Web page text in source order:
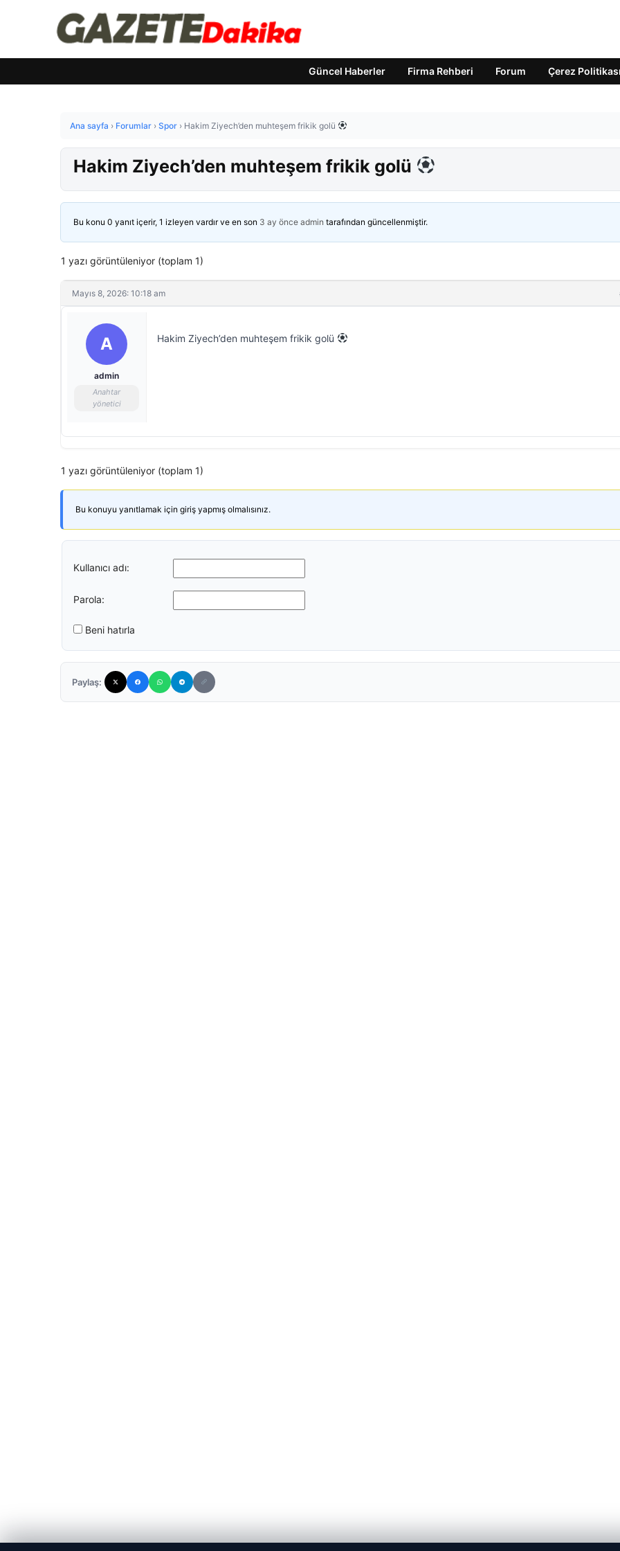
Güncel Haberler Firma Rehberi Forum Çerez Politikası
Ana sayfa › Forumlar › Spor › Hakim Ziyech’den muhteşem frikik golü
Hakim Ziyech’den muhteşem frikik golü
Bu konu 0 yanıt içerir, 1 izleyen vardır ve en son 3 ay önce admin tarafından güncellenmiştir.
1 yazı görüntüleniyor (toplam 1)
Mayıs 8, 2026: 10:18 am
A
admin
Anahtar
yönetici
Hakim Ziyech’den muhteşem frikik golü
1 yazı görüntüleniyor (toplam 1)
Bu konuyu yanıtlamak için giriş yapmış olmalısınız.
Kullanıcı adı:
Parola:
Beni hatırla
Paylaş: